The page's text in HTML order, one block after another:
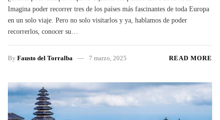
Imagina poder recorrer tres de los países más fascinantes de toda Europa
en un solo viaje. Pero no solo visitarlos y ya, hablamos de poder
recorrerlos, conocer su…
By Fausto del Torralba 7 marzo, 2025 READ MORE